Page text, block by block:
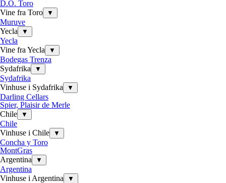
D.O. Toro
Vine fra Toro
▼
Muruve
Yecla
▼
Yecla
Vine fra Yecla
▼
Bodegas Trenza
Sydafrika
▼
Sydafrika
Vinhuse i Sydafrika
▼
Darling Cellars
Spier, Plaisir de Merle
Chile
▼
Chile
Vinhuse i Chile
▼
Concha y Toro
MontGras
Argentina
▼
Argentina
Vinhuse i Argentina
▼